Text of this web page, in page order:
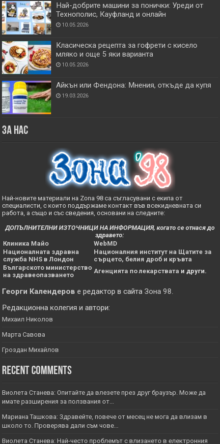
Най-добрите машини за понички: Уреди от
Технополис, Кауфланд и онлайн
10.05.2026
Класическа рецепта за гофрети с кисело
мляко и още 5 яки варианта
10.05.2026
Айкън или Фендона: Мнения, откъде да купя
19.03.2026
За нас
Най-новите материали на Zona 98 са съгласувани с екипа от
специалисти, с които поддържаме контакт във всекидневната си
работа, а също и със сведения, основани на следните:
ДОПЪЛНИТЕЛНИ ИЗТОЧНИЦИ НА ИНФОРМАЦИЯ, когато се отнася до
здравето:
Клиника Майо
WebMD
Националната здравна
служба NHS в Лондон
Националния институт на Щатите за
сърцето, белия дроб и кръвта
Българското министерство
на здравеопазването
Агенцията по лекарствата и други.
Георги Календеров е редактор в сайтаЗона 98.
Редакционна колегия и автори:
Михаил Николов
Марта Савова
Гроздан Михайлов
Recent Comments
Виолета Станева: Опитайте да влезете през друг браузър. Може да
имате разширения за ползвания от...
Мариана Ташкова: Здравейте, повече от месец не мога да влизам в
школо то. Проверява дали съм чове...
Виолета Станева: Най-често проблемът с влизането в електронния